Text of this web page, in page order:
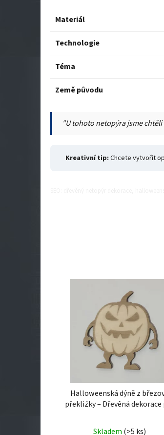
Materiál
Technologie
Téma
Země původu
"U tohoto netopýra jsme
Kreativní tip:Chcete vytvořit
Halloweenská dýně z
překližky – Dřevěná dekorace
březové překližky – Dřevěná
Skladem (>5 ks)